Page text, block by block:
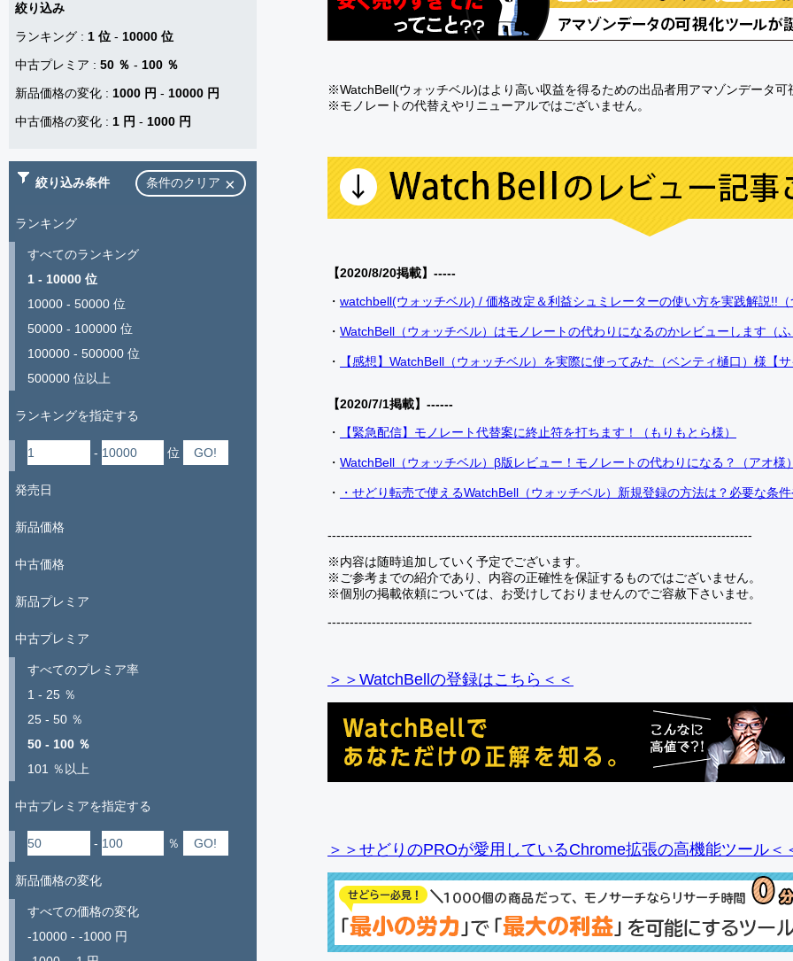
※WatchBell(ウォッチベル)はより高い収益を得るための出品者用アマゾンデータ可
※モノレートの代替えやリニューアルではございません。
【2020/8/20掲載】-----
・ watchbell(ウォッチベル) / 価格改定＆利益シュミレーターの使い方を実践解説!!
・ WatchBell（ウォッチベル）はモノレートの代わりになるのかレビューします（
・ 【感想】WatchBell（ウォッチベル）を実際に使ってみた（ベンティ樋口）様【
【2020/7/1掲載】------
・
【緊急配信】モノレート代替案に終止符を打ちます！（もりもとら様）
・ WatchBell（ウォッチベル）β版レビュー！モノレートの代わりになる？（アオ様
・ ・せどり転売で使えるWatchBell（ウォッチベル）新規登録の方法は？必要な条
------------------------------------------------------------------------------------------------
※内容は随時追加していく予定でございます。
※ご参考までの紹介であり、内容の正確性を保証するものではございません。
※個別の掲載依頼については、お受けしておりませんのでご容赦下さいませ。
------------------------------------------------------------------------------------------------
＞＞WatchBellの登録はこちら＜＜
＞＞せどりのPROが愛用しているChrome拡張の高機能ツール＜
絞り込み
ランキング : 1 位 - 10000 位
中古プレミア : 50 ％ - 100 ％
新品価格の変化 : 1000 円 - 10000 円
中古価格の変化 : 1 円 - 1000 円
絞り込み条件 条件のクリア
ランキング
すべてのランキング
1 - 10000 位
10000 - 50000 位
50000 - 100000 位
100000 - 500000 位
500000 位以上
ランキングを指定する
- 位
発売日
新品価格
中古価格
新品プレミア
中古プレミア
すべてのプレミア率
1 - 25 ％
25 - 50 ％
50 - 100 ％
101 ％以上
中古プレミアを指定する
- ％
新品価格の変化
すべての価格の変化
-10000 - -1000 円